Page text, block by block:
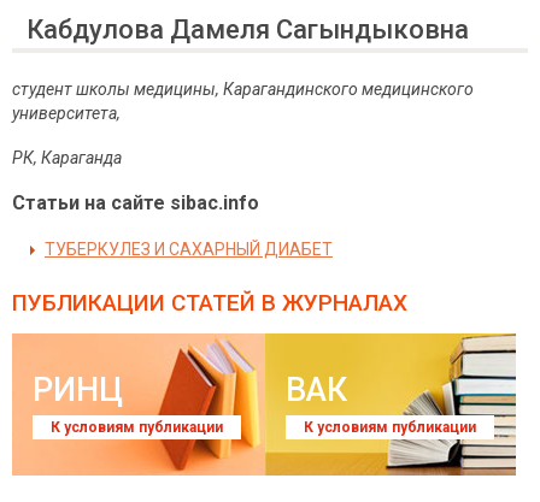
Кабдулова Дамеля Сагындыковна
студент школы медицины, Карагандинского медицинского
университета,
РК, Караганда
Статьи на сайте sibac.info
ТУБЕРКУЛЕЗ И САХАРНЫЙ ДИАБЕТ
ПУБЛИКАЦИИ СТАТЕЙ В ЖУРНАЛАХ
РИНЦ
К условиям публикации
ВАК
К условиям публикации